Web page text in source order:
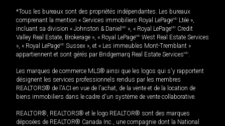
*Tous les bureaux sont des propriétés indépendantes. Les bureaux
comprenant la mention « Services immobiliers Royal LePageMD Ltée »,
incluant sa division « Johnston & Daniel MD », « Royal LePageMD Credit
Valley Real Estate, Brokerage », « Royal LePageMD West Real Estate Services
», « Royal LePageMD Sussex », et « Les immeubles Mont-Tremblant »
appartiennent et sont gérés par Bridgemarq Real Estate ServicesMD.
Les marques de commerce MLS® ainsi que les logos qui s'y rapportent
désignent les services professionnels rendus par les membres
REALTORS® de l'ACI en vue de l'achat, de la vente et de la location de
biens immobiliers dans le cadre d'un système de vente collaborative.
REALTOR®, REALTORS® et le logo REALTOR® sont des marques
déposées de REALTOR® Canada Inc., une compagnie dont la National